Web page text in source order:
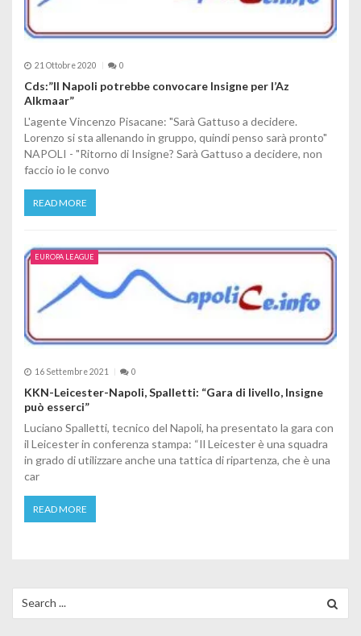
21 Ottobre 2020 0
Cds:”Il Napoli potrebbe convocare Insigne per l’Az
Alkmaar”
L'agente Vincenzo Pisacane: "Sarà Gattuso a decidere.
Lorenzo si sta allenando in gruppo, quindi penso sarà pronto"
NAPOLI - "Ritorno di Insigne? Sarà Gattuso a decidere, non
faccio io le convo
READ MORE
EUROPA LEAGUE
16 Settembre 2021 0
KKN-Leicester-Napoli, Spalletti: “Gara di livello, Insigne
può esserci”
Luciano Spalletti, tecnico del Napoli, ha presentato la gara con
il Leicester in conferenza stampa: “Il Leicester è una squadra
in grado di utilizzare anche una tattica di ripartenza, che è una
car
READ MORE